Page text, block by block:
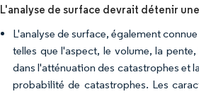
L'analyse de surface devrait détenir
L'analyse de surface, également
telles que l'aspect, le volume, la
dans l'atténuation des catastrophes et
probabilité de catastrophes. Les